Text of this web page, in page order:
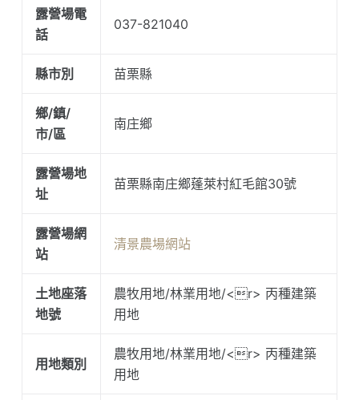
露營場電
話
037-821040
縣市別 苗栗縣
鄉/鎮/
市/區
南庄鄉
露營場地
址
苗栗縣南庄鄉蓬萊村紅毛館30號
露營場網
站
清景農場網站
土地座落
地號
農牧用地/林業用地/<r> 丙種建築
用地
用地類別
農牧用地/林業用地/<r> 丙種建築
用地